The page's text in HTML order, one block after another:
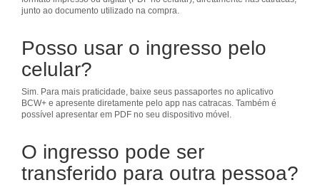
junto ao documento utilizado na compra.
Posso usar o ingresso pelo
celular?
Sim. Para mais praticidade, baixe seus passaportes no aplicativo
BCW+ e apresente diretamente pelo app nas catracas. Também é
possível apresentar em PDF no seu dispositivo móvel.
O ingresso pode ser
transferido para outra pessoa?